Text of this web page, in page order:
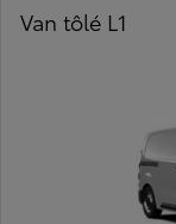
Van tôlé L1